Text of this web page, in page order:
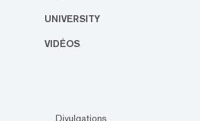
UNIVERSITY
VIDÉOS
Divulgations